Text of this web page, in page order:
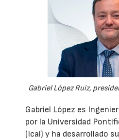
Gabriel López Ruiz,
Gabriel López es
por la Universidad
(Icai) y ha desarrollado